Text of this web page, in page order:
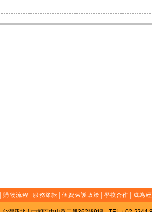
│購物流程 服務條款 │個資保護政策 學校合作 成為